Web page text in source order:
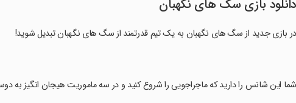
دانلود بازی سگ های نگهبان
در بازی جدید از سگ های نگهبان به یک تیم قدرتمند از سگ های نگهبان تبدیل شوید!
‏شما این شانس را دارید که ماجراجویی را شروع کنید و در سه ماموریت هیجان انگیز به